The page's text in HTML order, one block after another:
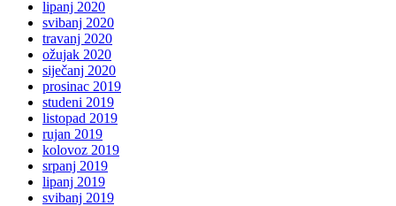
lipanj 2020
svibanj 2020
travanj 2020
ožujak 2020
siječanj 2020
prosinac 2019
studeni 2019
listopad 2019
rujan 2019
kolovoz 2019
srpanj 2019
lipanj 2019
svibanj 2019